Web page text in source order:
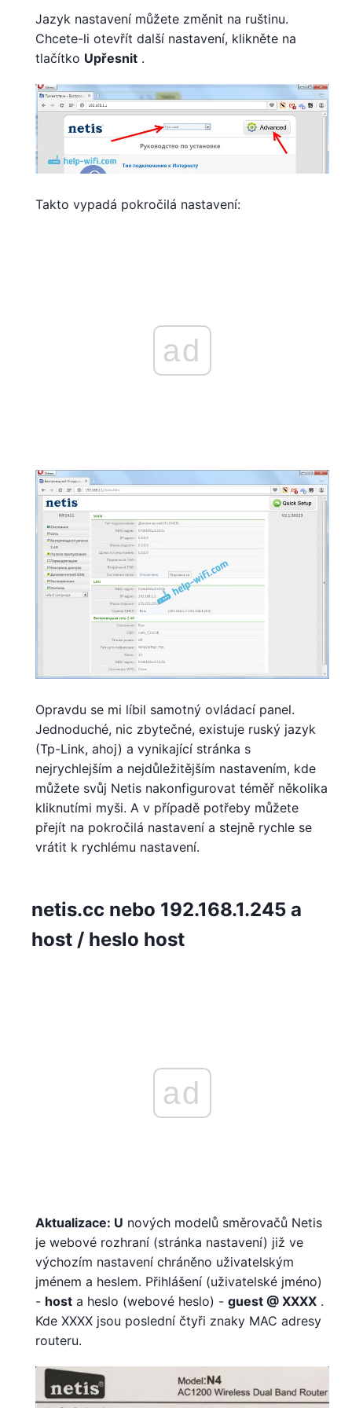
Jazyk nastavení můžete změnit na ruštinu.
Chcete-li otevřít další nastavení, klikněte na
tlačítko Upřesnit .
Takto vypadá pokročilá nastavení:
ad
Opravdu se mi líbil samotný ovládací panel.
Jednoduché, nic zbytečné, existuje ruský jazyk
(Tp-Link, ahoj) a vynikající stránka s
nejrychlejším a nejdůležitějším nastavením, kde
můžete svůj Netis nakonfigurovat téměř několika
kliknutími myši. A v případě potřeby můžete
přejít na pokročilá nastavení a stejně rychle se
vrátit k rychlému nastavení.
netis.cc nebo 192.168.1.245 a
host / heslo host
ad
Aktualizace: U nových modelů směrovačů Netis
je webové rozhraní (stránka nastavení) již ve
výchozím nastavení chráněno uživatelským
jménem a heslem. Přihlášení (uživatelské jméno)
- host a heslo (webové heslo) - guest @ XXXX .
Kde XXXX jsou poslední čtyři znaky MAC adresy
routeru.